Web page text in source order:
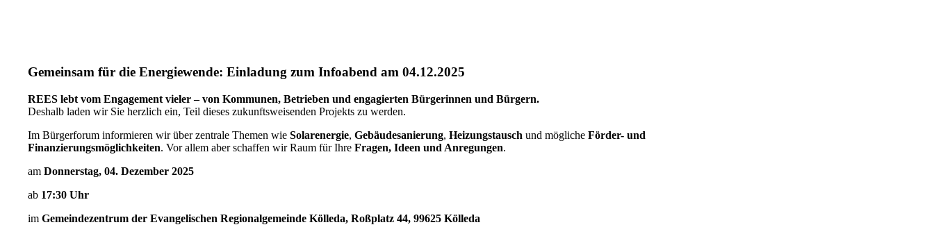
Gemeinsam für die Energiewende: Einladung zum Infoabend am 04.12.2025
REES lebt vom Engagement vieler – von Kommunen, Betrieben und engagierten Bürgerinnen und Bürgern.
Deshalb laden wir Sie herzlich ein, Teil dieses zukunftsweisenden Projekts zu werden.
Im Bürgerforum informieren wir über zentrale Themen wie Solarenergie, Gebäudesanierung, Heizungstausch und mögliche Förder- und
Finanzierungsmöglichkeiten. Vor allem aber schaffen wir Raum für Ihre Fragen, Ideen und Anregungen.
am Donnerstag, 04. Dezember 2025
ab 17:30 Uhr
im Gemeindezentrum der Evangelischen Regionalgemeinde Kölleda, Roßplatz 44, 99625 Kölleda